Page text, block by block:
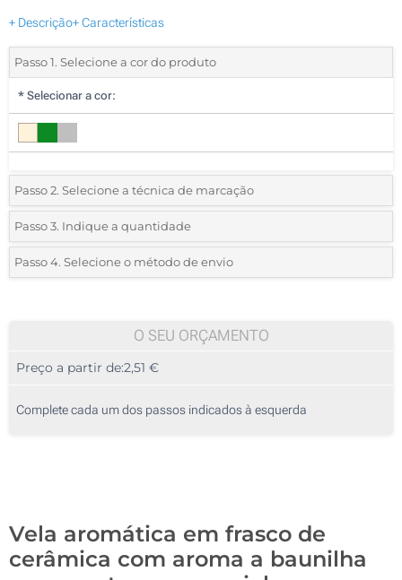
+ Descrição+ Características
Passo 1. Selecione a cor do produto
* Selecionar a cor:
Passo 2. Selecione a técnica de marcação
*Selecione o tipo de marcação e as cores do logotipo:
1 Cor (Num lado)
Passo 3. Indique a quantidade
*Quantidade mínima:25
50
125
Passo 4. Selecione o método de envio
O SEU ORÇAMENTO
Preço a partir de:2,51 €
Complete cada um dos passos indicados à esquerda
Vela aromática em frasco de
cerâmica com aroma a baunilha